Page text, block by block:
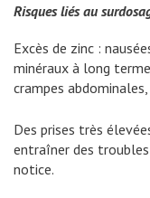
Risques liés au
Excès de zinc :
minéraux à long
crampes
Des prises très
entraîner des
notice.